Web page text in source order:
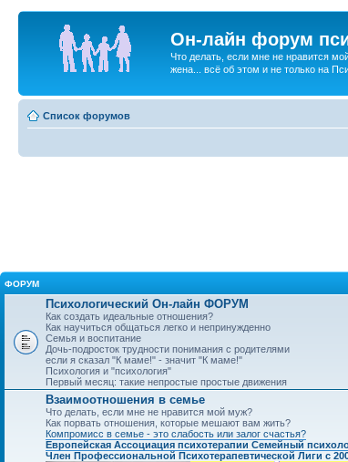
Он-лайн форум
Что делать, если мне не нравится
жена... всё об этом и не только на
Список форумов
ФОРУМ
Психологический Он-лайн ФОРУМ
Как создать идеальные отношения?
Как научиться общаться легко и непринужденно
Семья и воспитание
Дочь-подросток трудности понимания с родителями
если я сказал "К маме!" - значит "К маме!"
Психология и "психология"
Первый месяц: такие непростые простые движения
Взаимоотношения в семье
Что делать, если мне не нравится мой муж?
Как порвать отношения, которые мешают вам жить?
Компромисс в семье - это слабость или залог счастья?
Европейская Ассоциация психотерапии Семейный
Член Профессиональной Психотерапевтической Лиги с